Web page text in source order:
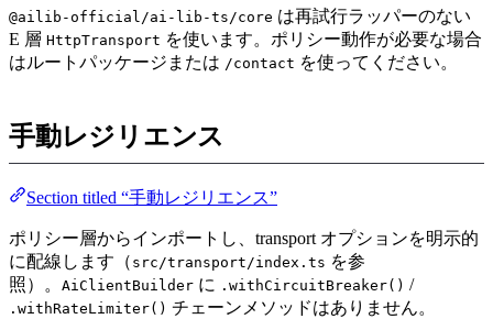
@ailib-official/ai-lib-ts/core は再試行ラッパーのない
E 層 HttpTransport を使います。ポリシー動作が必要な場合
はルートパッケージまたは /contact を使ってください。
手動レジリエンス
Section titled “手動レジリエンス”
ポリシー層からインポートし、transport オプションを明示的
に配線します（ src/transport/index.ts を参
照）。 AiClientBuilder に .withCircuitBreaker() /
.withRateLimiter() チェーンメソッドはありません。